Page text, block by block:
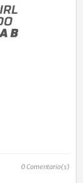
0Comentario(s)